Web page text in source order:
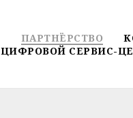
ПАРТНЁРСТВО
ЦИФРОВОЙ СЕРВИС-